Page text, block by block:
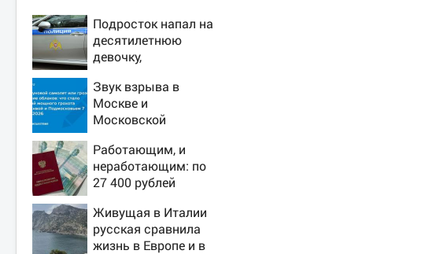
Подросток напал на
десятилетнюю
девочку,
квартиру
Звук взрыва в
Москве и
Московской
2026 года: Причины,
источник, откуда
был громкий хлопок
Работающим, и
неработающим: по
27 400 рублей
в сентябре -
PrimaMedia.ru
Живущая в Италии
русская сравнила
жизнь в Европе и в